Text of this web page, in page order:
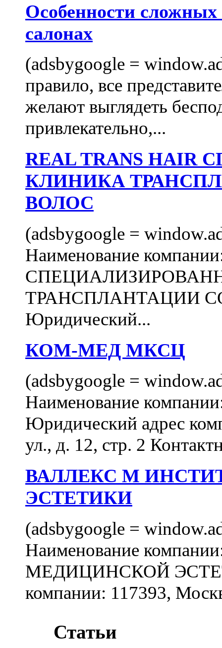
Особенности
салонах
(adsbygoogle =
правило, все
желают выглядеть
привлекательно,...
REAL TRANS
КЛИНИКА
ВОЛОС
(adsbygoogle =
Наименование
ТРАНСПЛАНТАЦИИ
Юридический...
КОМ-МЕД МКСЦ
(adsbygoogle =
Наименование
Юридический адрес
ул., д. 12, стр. 2
ВАЛЛЕКС М
ЭСТЕТИКИ
(adsbygoogle =
Наименование
МЕДИЦИНСКОЙ
компании: 117393,
Статьи